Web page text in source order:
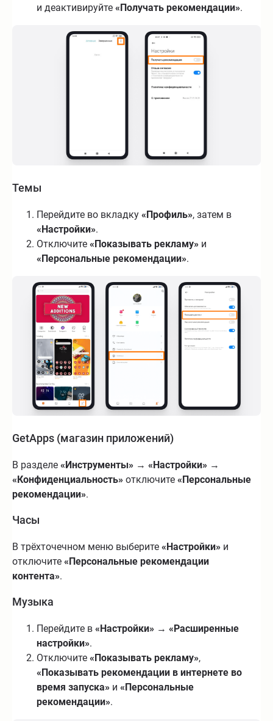
и деактивируйте «Получать рекомендации».
Темы
Перейдите во вкладку «Профиль», затем в
«Настройки».
Отключите «Показывать рекламу» и
«Персональные рекомендации».
GetApps (магазин приложений)
В разделе «Инструменты» → «Настройки» →
«Конфиденциальность» отключите «Персональные
рекомендации».
Часы
В трёхточечном меню выберите «Настройки» и
отключите «Персональные рекомендации
контента».
Музыка
Перейдите в «Настройки» → «Расширенные
настройки».
Отключите «Показывать рекламу»,
«Показывать рекомендации в интернете во
время запуска» и «Персональные
рекомендации».